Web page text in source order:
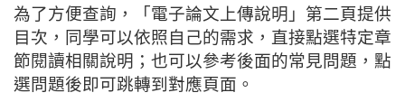
為了方便查詢，「電子論文上傳說明」第二頁提供
目次，同學可以依照自己的需求，直接點選特定章
節閱讀相關說明；也可以參考後面的常見問題，點
選問題後即可跳轉到對應頁面。